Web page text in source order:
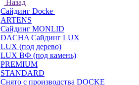
Назад
Сайдинг Docke
ARTENS
Cайдинг MONLID
DACHA Сайдинг LUX
LUX (под дерево)
LUX ВФ (под камень)
PREMIUM
STANDARD
Снято с производства DOCKE